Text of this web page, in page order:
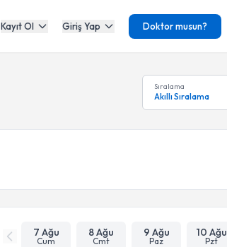
Kayıt Ol Giriş Yap Doktor musun?
Sıralama
Akıllı Sıralama
7 Ağu
Cum
8 Ağu
Cmt
9 Ağu
Paz
10 Ağu
Pzt